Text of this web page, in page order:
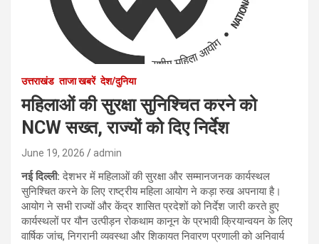
उत्तराखंड ताजा खबरें देश/दुनिया
महिलाओं की सुरक्षा सुनिश्चित करने को
NCW सख्त, राज्यों को दिए निर्देश
June 19, 2026 admin
नई दिल्ली: देशभर में महिलाओं की सुरक्षा और सम्मानजनक कार्यस्थल
सुनिश्चित करने के लिए राष्ट्रीय महिला आयोग ने कड़ा रुख अपनाया है।
आयोग ने सभी राज्यों और केंद्र शासित प्रदेशों को निर्देश जारी करते हुए
कार्यस्थलों पर यौन उत्पीड़न रोकथाम कानून के प्रभावी क्रियान्वयन के लिए
वार्षिक जांच, निगरानी व्यवस्था और शिकायत निवारण प्रणाली को अनिवार्य